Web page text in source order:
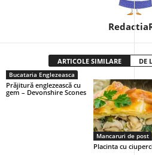
ARTICOLE SIMILARE DE
Bucataria Englezeasca
Prăjitură englezească cu
gem – Devonshire Scones
Mancaruri de post
Placinta cu